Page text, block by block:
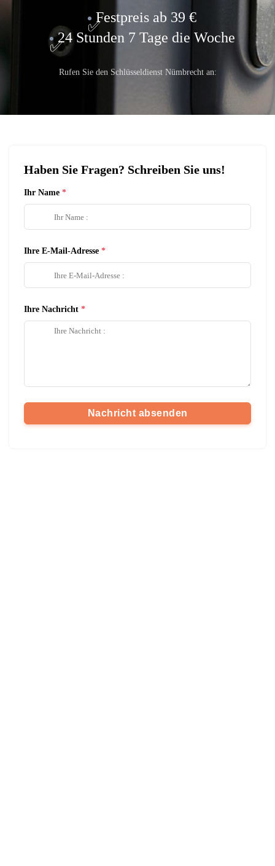
Festpreis ab 39 €
24 Stunden 7 Tage die Woche
Rufen Sie den Schlüsseldienst Nümbrecht an:
Haben Sie Fragen? Schreiben Sie uns!
Ihr Name
Ihre E-Mail-Adresse
Ihre Nachricht
Nachricht absenden